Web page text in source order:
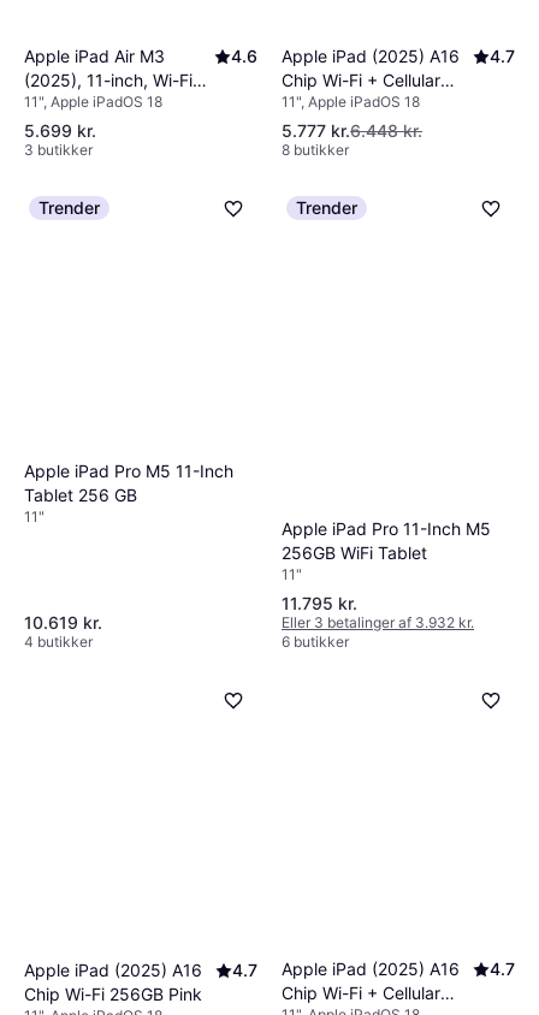
Apple iPad Air M3
(2025), 11-inch, Wi-Fi
256GB Starlight
4.6
11", Apple iPadOS 18
5.699 kr.
3 butikker
Apple iPad (2025) A16
Chip Wi-Fi + Cellular
256GB Pink
4.7
11", Apple iPadOS 18
5.777 kr.6.448 kr.
8 butikker
Trender
Apple iPad Pro M5 11-Inch
Tablet 256 GB
11"
10.619 kr.
4 butikker
Trender
Apple iPad Pro 11-Inch M5
256GB WiFi Tablet
11"
11.795 kr.
Eller 3 betalinger af 3.932 kr.
6 butikker
Apple iPad (2025) A16
Chip Wi-Fi 256GB Pink
4.7
Apple iPad (2025) A16
Chip Wi-Fi + Cellular
4.7